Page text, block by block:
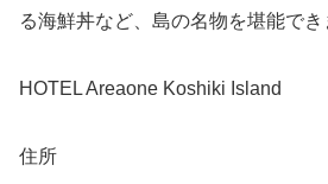
る海鮮丼など、島の名物を堪能でき
HOTEL Areaone Koshiki Island
住所